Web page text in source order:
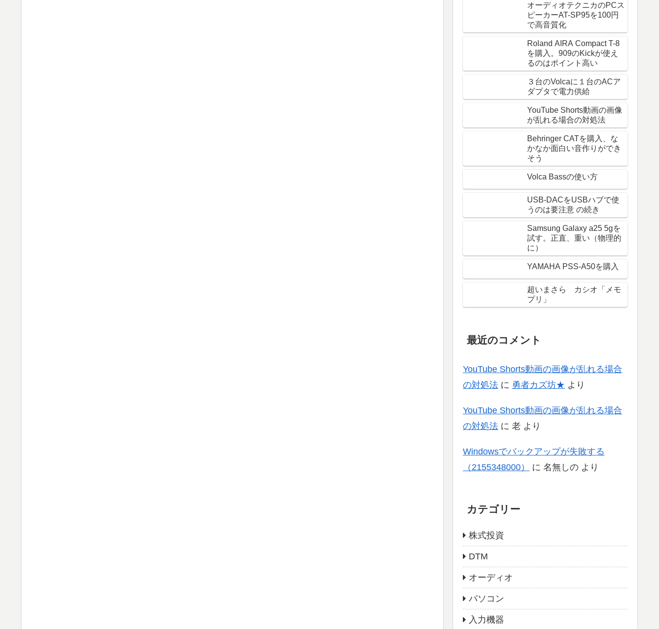
オーディオテクニカのPCス
ピーカーAT-SP95を100円
で高音質化
Roland AIRA Compact T-8
を購入。909のKickが使え
るのはポイント高い
３台のVolcaに１台のACア
ダプタで電力供給
YouTube Shorts動画の画像
が乱れる場合の対処法
Behringer CATを購入、な
かなか面白い音作りができ
そう
Volca Bassの使い方
USB-DACをUSBハブで使
うのは要注意 の続き
Samsung Galaxy a25 5gを
試す。正直、重い（物理的
に）
YAMAHA PSS-A50を購入
超いまさら カシオ「メモ
プリ」
最近のコメント
YouTube Shorts動画の画像が乱れる場合
の対処法 に 勇者カズ坊★ より
YouTube Shorts動画の画像が乱れる場合
の対処法 に 老 より
Windowsでバックアップが失敗する
（2155348000）
に 名無しの より
カテゴリー
株式投資
DTM
オーディオ
パソコン
入力機器